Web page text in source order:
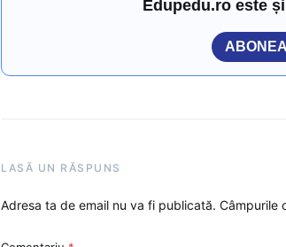
Edupedu.ro este
LASĂ UN RĂSPUNS
Adresa ta de email nu va fi publicată. Câmpurile